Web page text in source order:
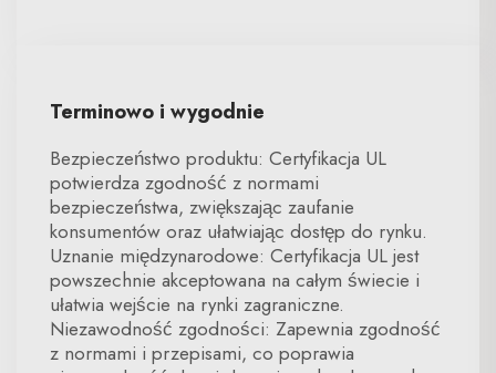
Terminowo i wygodnie
Bezpieczeństwo produktu: Certyfikacja UL
potwierdza zgodność z normami
bezpieczeństwa, zwiększając zaufanie
konsumentów oraz ułatwiając dostęp do rynku.
Uznanie międzynarodowe: Certyfikacja UL jest
powszechnie akceptowana na całym świecie i
ułatwia wejście na rynki zagraniczne.
Niezawodność zgodności: Zapewnia zgodność
z normami i przepisami, co poprawia